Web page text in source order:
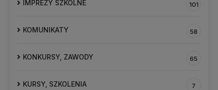
IMPREZY SZKOLNE 101
KOMUNIKATY 58
KONKURSY, ZAWODY 65
KURSY, SZKOLENIA 7